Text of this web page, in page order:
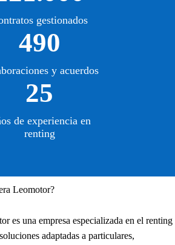
gestionados
490
y acuerdos
25
de experiencia en
renting
Leomotor?
es una empresa especializada en el renting
adaptadas a particulares,